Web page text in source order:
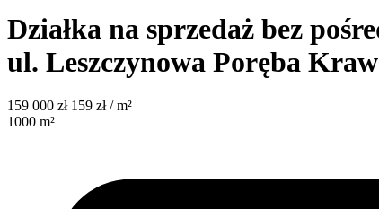
Działka na sprzedaż bez
ul. Leszczynowa Poręba
159 000 zł 159 zł / m²
1000 m²